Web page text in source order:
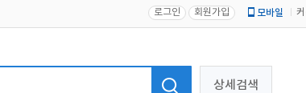
로그인 회원가입 모바일 커
상세검색